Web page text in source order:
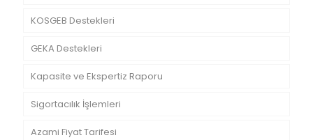
KOSGEB Destekleri
GEKA Destekleri
Kapasite ve Ekspertiz Raporu
Sigortacılık İşlemleri
Azami Fiyat Tarifesi